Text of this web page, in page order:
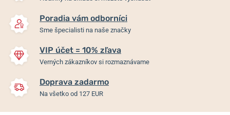
757 €
Poradia vám odborníci
Sme špecialisti na naše značky
VIP účet = 10% zľava
Verných zákazníkov si rozmaznávame
Doprava zadarmo
Na všetko od 127 EUR